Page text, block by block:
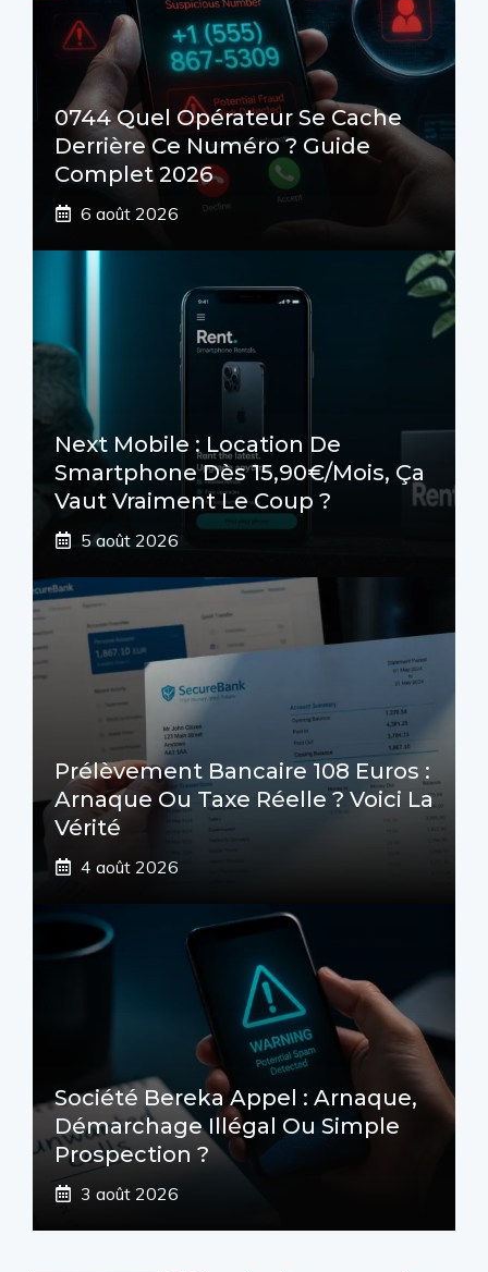
0744 Quel Opérateur Se Cache
Derrière Ce Numéro ? Guide
Complet 2026
6 août 2026
Next Mobile : Location De
Smartphone Dès 15,90€/mois, Ça
Vaut Vraiment Le Coup ?
5 août 2026
Prélèvement Bancaire 108 Euros :
Arnaque Ou Taxe Réelle ? Voici La
Vérité
4 août 2026
Société Bereka Appel : Arnaque,
Démarchage Illégal Ou Simple
Prospection ?
3 août 2026